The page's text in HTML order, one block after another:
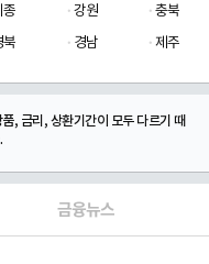
종 강원
충북
북 경남 제주
, 금리, 상환기간이 모두 다르기 때
금융뉴스